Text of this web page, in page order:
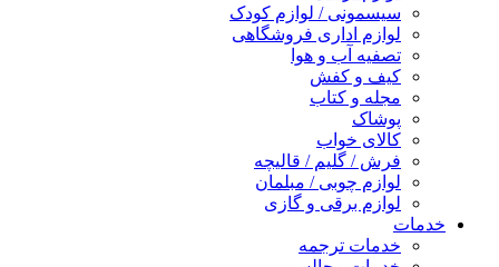
سیسمونی / لوازم کودک
لوازم اداری فروشگاهی
تصفیه آب و هوا
کیف و کفش
مجله و کتاب
پوشاک
کالای خواب
فرش / گلیم / قالیچه
لوازم چوبی / مبلمان
لوازم برقی و گازی
خدمات
خدمات ترجمه